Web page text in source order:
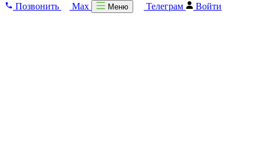
Позвонить
Max Меню Телеграм Войти